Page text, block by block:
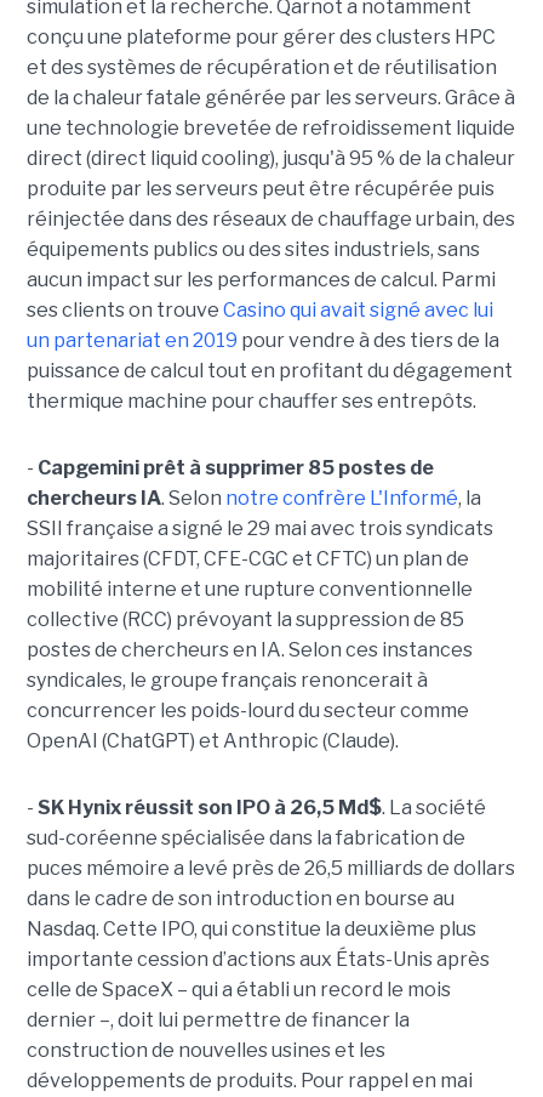
simulation et la recherche. Qarnot a notamment
conçu une plateforme pour gérer des clusters HPC
et des systèmes de récupération et de réutilisation
de la chaleur fatale générée par les serveurs. Grâce à
une technologie brevetée de refroidissement liquide
direct (direct liquid cooling), jusqu'à 95 % de la chaleur
produite par les serveurs peut être récupérée puis
réinjectée dans des réseaux de chauffage urbain, des
équipements publics ou des sites industriels, sans
aucun impact sur les performances de calcul. Parmi
ses clients on trouve Casino qui avait signé avec lui
un partenariat en 2019 pour vendre à des tiers de la
puissance de calcul tout en profitant du dégagement
thermique machine pour chauffer ses entrepôts.
- Capgemini prêt à supprimer 85 postes de
chercheurs IA. Selon notre confrère L'Informé, la
SSII française a signé le 29 mai avec trois syndicats
majoritaires (CFDT, CFE-CGC et CFTC) un plan de
mobilité interne et une rupture conventionnelle
collective (RCC) prévoyant la suppression de 85
postes de chercheurs en IA. Selon ces instances
syndicales, le groupe français renoncerait à
concurrencer les poids-lourd du secteur comme
OpenAI (ChatGPT) et Anthropic (Claude).
- SK Hynix réussit son IPO à 26,5 Md$. La société
sud-coréenne spécialisée dans la fabrication de
puces mémoire a levé près de 26,5 milliards de dollars
dans le cadre de son introduction en bourse au
Nasdaq. Cette IPO, qui constitue la deuxième plus
importante cession d’actions aux États-Unis après
celle de SpaceX – qui a établi un record le mois
dernier –, doit lui permettre de financer la
construction de nouvelles usines et les
développements de produits. Pour rappel en mai